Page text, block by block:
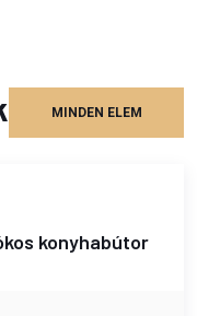
MINDEN ELEM
konyhabútor